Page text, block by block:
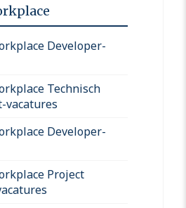
Developer-
Technisch
vacatures
Developer-
Project